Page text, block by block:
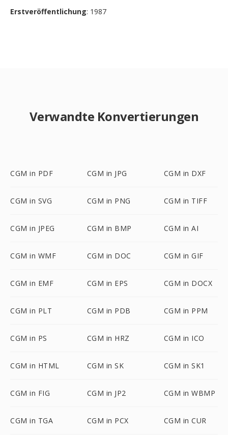
Erstveröffentlichung: 1987
Verwandte Konvertierungen
CGM in PDF CGM in JPG CGM in DXF
CGM in SVG CGM in PNG CGM in TIFF
CGM in JPEG CGM in BMP CGM in AI
CGM in WMF CGM in DOC CGM in GIF
CGM in EMF CGM in EPS CGM in DOCX
CGM in PLT CGM in PDB CGM in PPM
CGM in PS CGM in HRZ CGM in ICO
CGM in HTML CGM in SK CGM in SK1
CGM in FIG CGM in JP2 CGM in WBMP
CGM in TGA CGM in PCX CGM in CUR